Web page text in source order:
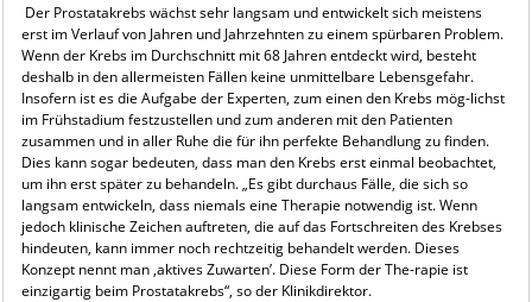
Der Prostatakrebs wächst sehr langsam und entwickelt sich meistens
erst im Verlauf von Jahren und Jahrzehnten zu einem spürbaren Problem.
Wenn der Krebs im Durchschnitt mit 68 Jahren entdeckt wird, besteht
deshalb in den allermeisten Fällen keine unmittelbare Lebensgefahr.
Insofern ist es die Aufgabe der Experten, zum einen den Krebs mög-lichst
im Frühstadium festzustellen und zum anderen mit den Patienten
zusammen und in aller Ruhe die für ihn perfekte Behandlung zu finden.
Dies kann sogar bedeuten, dass man den Krebs erst einmal beobachtet,
um ihn erst später zu behandeln. „Es gibt durchaus Fälle, die sich so
langsam entwickeln, dass niemals eine Therapie notwendig ist. Wenn
jedoch klinische Zeichen auftreten, die auf das Fortschreiten des Krebses
hindeuten, kann immer noch rechtzeitig behandelt werden. Dieses
Konzept nennt man ,aktives Zuwarten’. Diese Form der The-rapie ist
einzigartig beim Prostatakrebs“, so der Klinikdirektor.